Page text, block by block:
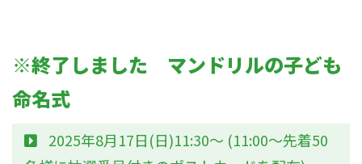
※終了しました マンドリルの子ども
命名式
2025年8月17日(日)11:30～ (11:00～先着50